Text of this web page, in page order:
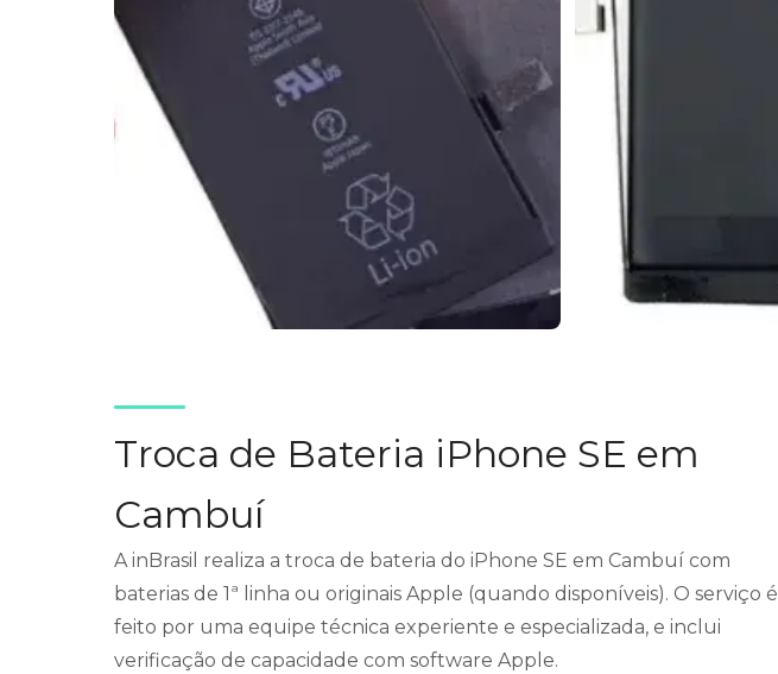
Troca de Bateria iPhone SE em
Cambuí
A inBrasil realiza a troca de bateria do iPhone SE em Cambuí com
baterias de 1ª linha ou originais Apple (quando disponíveis). O serviço é
feito por uma equipe técnica experiente e especializada, e inclui
verificação de capacidade com software Apple.